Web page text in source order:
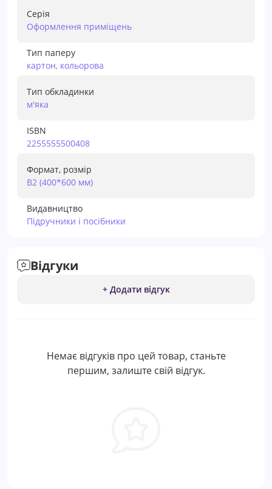
Серія
Оформлення приміщень
Тип паперу
картон, кольорова
Тип обкладинки
м'яка
ISBN
2255555500408
Формат, розмір
В2 (400*600 мм)
Видавництво
Підручники і посібники
Відгуки
+ Додати відгук
Немає відгуків про цей товар, станьте
першим, залиште свій відгук.